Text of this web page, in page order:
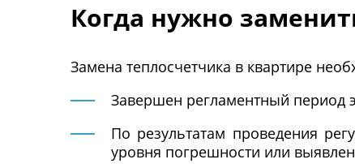
Когда нужно
Замена теплосчетчика в квартире
Завершен регламентный период
По результатам проведения
уровня погрешности или